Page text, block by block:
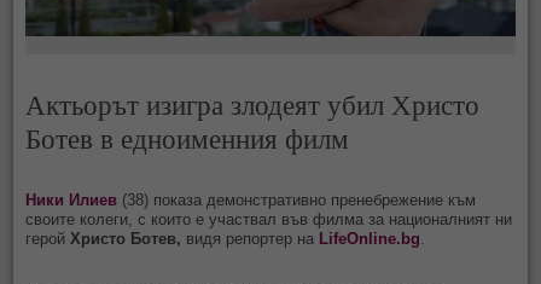
Актьорът изигра злодеят убил Христо
Ботев в едноименния филм
Ники Илиев (38) показа демонстративно пренебрежение към
своите колеги, с които е участвал във филма за националният ни
геройХристо Ботев, видя репортер на LifeOnline.bg.